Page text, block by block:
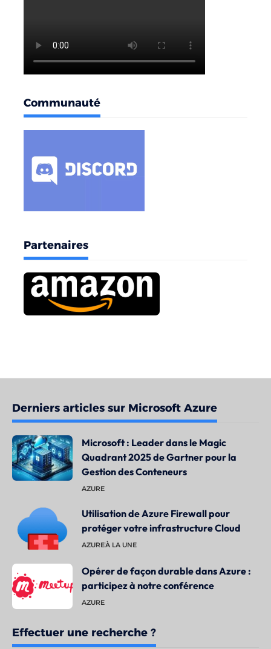
Communauté
Partenaires
Derniers articles sur Microsoft Azure
Microsoft : Leader dans le Magic
Quadrant 2025 de Gartner pour la
Gestion des Conteneurs
AZURE
Utilisation de Azure Firewall pour
protéger votre infrastructure Cloud
AZUREÀ LA UNE
Opérer de façon durable dans Azure :
participez à notre conférence
AZURE
Effectuer une recherche ?